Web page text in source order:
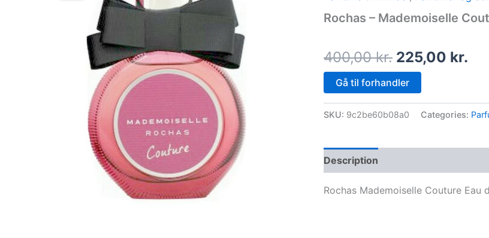
Rochas – Mademoiselle
400,00kr.
was:
400,00 kr..
225,00 kr.
is:
Gå til forhandler
SKU: 9c2be60b08a0 Categories:
Description
Rochas Mademoiselle Couture Eau